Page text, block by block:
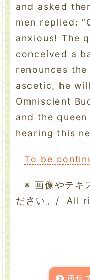
and asked
men replied:
anxious! The
conceived a
renounces
ascetic, he
Omniscient
and the
hearing this
To be
※ 画像やテキ
ださい。/ All
南伝